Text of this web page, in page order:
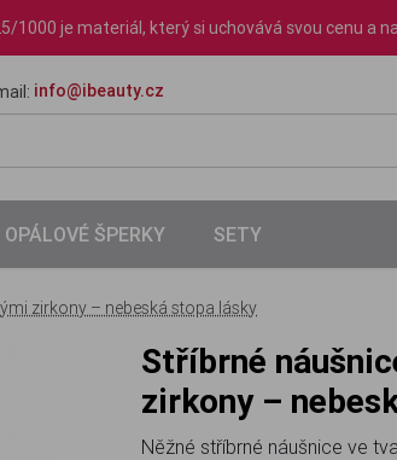
1000 je materiál, který si uchovává svou cenu a
info@ibeauty.cz
OPÁLOVÉ ŠPERKY SETY
zirkony – nebeská stopa lásky
Stříbrné náušnice Tlapky s modrými a čirými
zirkony –
Něžné stříbrné náušnice ve